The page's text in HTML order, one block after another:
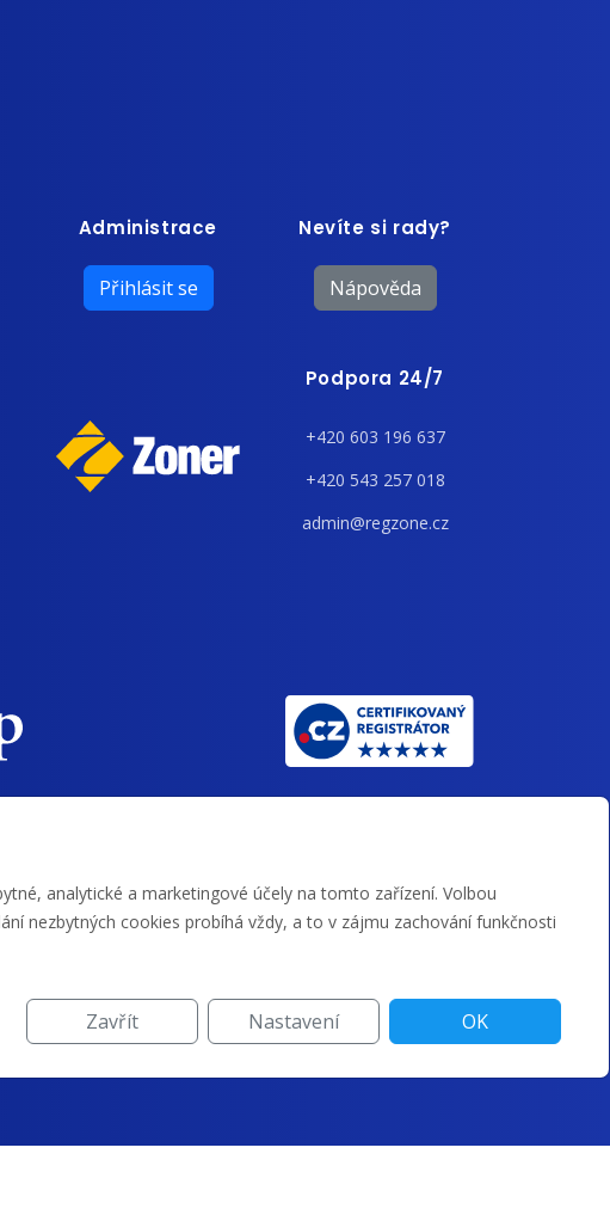
Administrace
Přihlásit se
Nevíte si rady?
Nápověda
Podpora 24/7
+420 603 196 637
+420 543 257 018
admin@regzone.cz
analytické a marketingové účely na tomto zařízení. Volbou
nezbytných cookies probíhá vždy, a to v zájmu zachování funkčnosti
Zavřít Nastavení OK